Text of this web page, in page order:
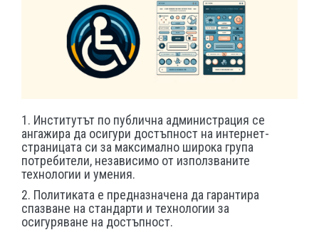
1. Институтът по публична администрация се
ангажира да осигури достъпност на интернет-
страницата си за максимално широка група
потребители, независимо от използваните
технологии и умения.
2. Политиката е предназначена да гарантира
спазване на стандарти и технологии за
осигуряване на достъпност.